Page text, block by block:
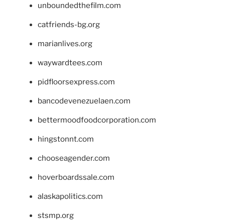
unboundedthefilm.com
catfriends-bg.org
marianlives.org
waywardtees.com
pidfloorsexpress.com
bancodevenezuelaen.com
bettermoodfoodcorporation.com
hingstonnt.com
chooseagender.com
hoverboardssale.com
alaskapolitics.com
stsmp.org